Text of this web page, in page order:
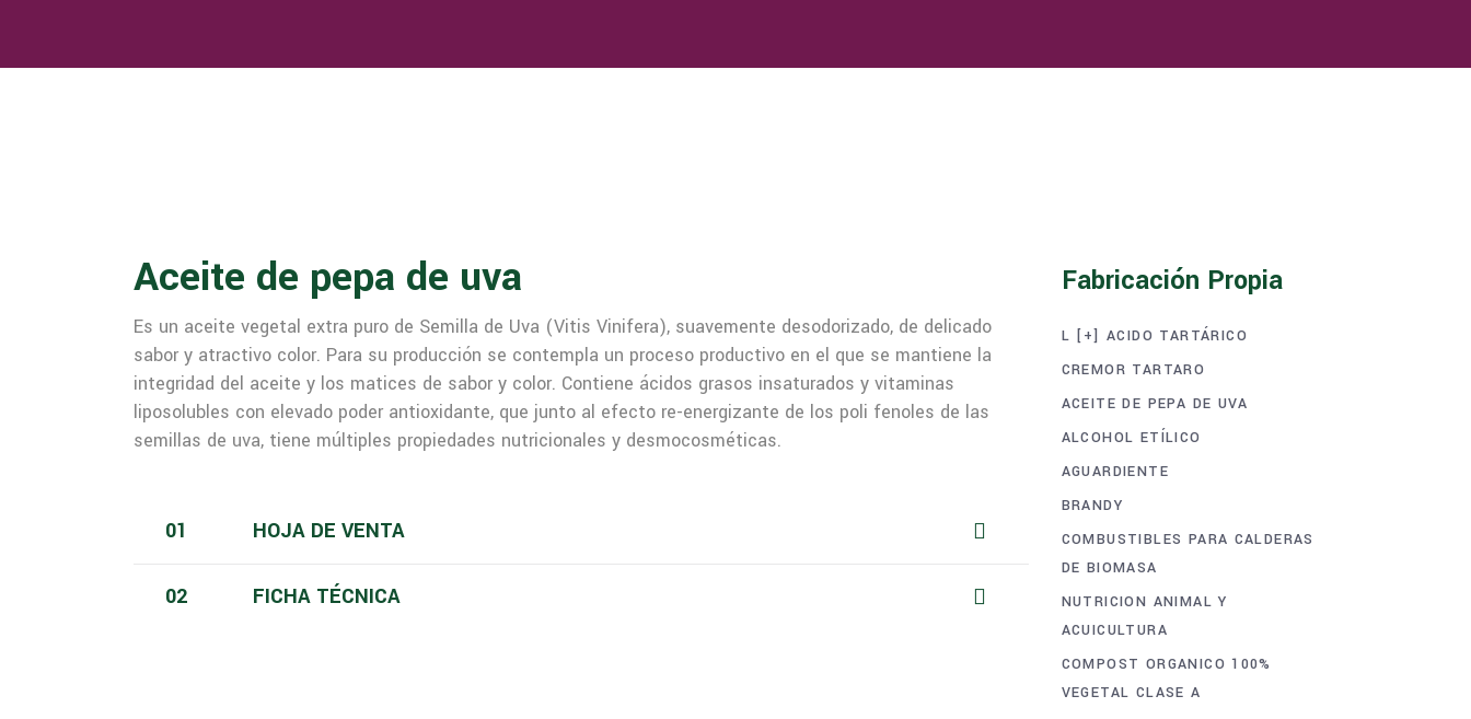
Aceite de pepa de uva
Es un aceite vegetal extra puro de Semilla de Uva (Vitis Vinifera), suavemente desodorizado, de delicado
sabor y atractivo color. Para su producción se contempla un proceso productivo en el que se mantiene la
integridad del aceite y los matices de sabor y color. Contiene ácidos grasos insaturados y vitaminas
liposolubles con elevado poder antioxidante, que junto al efecto re-energizante de los poli fenoles de las
semillas de uva, tiene múltiples propiedades nutricionales y desmocosméticas.
HOJA DE VENTA
FICHA TÉCNICA
Fabricación Propia
L [+] ACIDO TARTÁRICO
CREMOR TARTARO
ACEITE DE PEPA DE UVA
ALCOHOL ETÍLICO
AGUARDIENTE
BRANDY
COMBUSTIBLES PARA CALDERAS
DE BIOMASA
NUTRICION ANIMAL Y
ACUICULTURA
COMPOST ORGANICO 100%
VEGETAL CLASE A